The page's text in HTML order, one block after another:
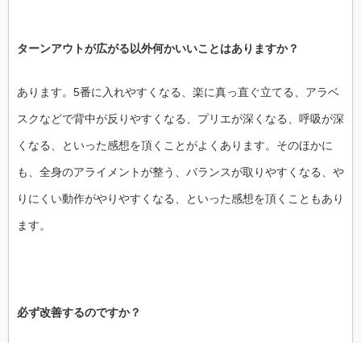
ターンアウトが広がる以外何かいいことはありますか？
あります。5番に入れやすくなる、楽に真っ直ぐ立てる、アラベ
スクなどで背中が反りやすくなる、プリエが深くなる、呼吸が深
くなる、といった感想を頂くことがよくあります。そのほかに
も、全身のアライメントが整う、バランスが取りやすくなる、や
りにくい動作がやりやすくなる、といった感想を頂くこともあり
ます。
必ず改善するのですか？